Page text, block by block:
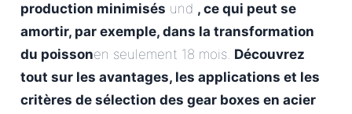
production minimisés und , ce qui peut se
amortir, par exemple, dans la transformation
du poissonen seulement 18 mois. Découvrez
tout sur les avantages, les applications et les
critères de sélection des gear boxes en acier